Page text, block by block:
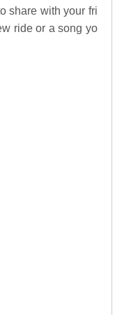
share with your fri
ride or a song yo